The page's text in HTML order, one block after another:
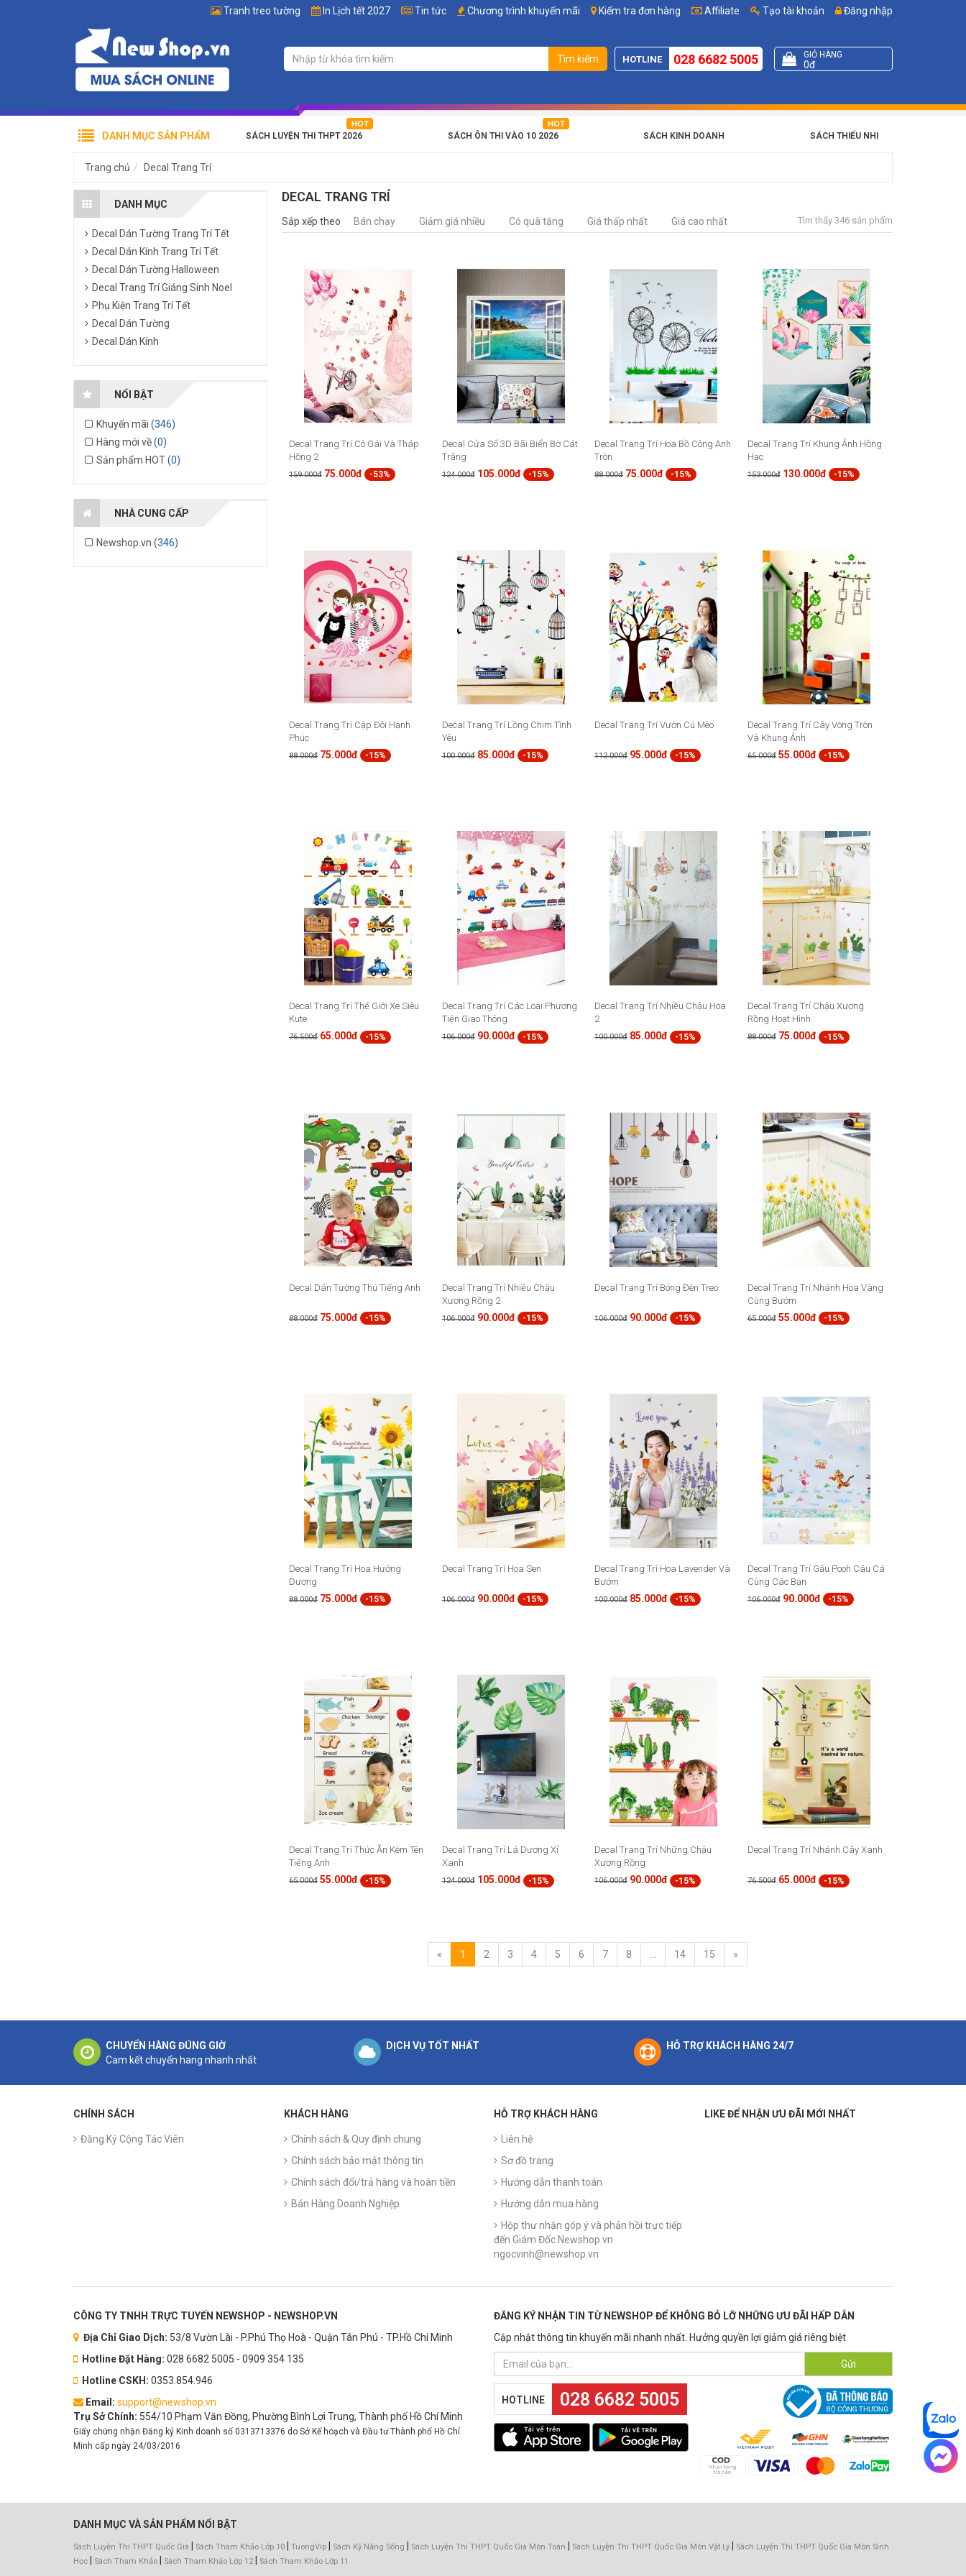
Affiliate Tạo tài khoản Đăng nhập
Tranh treo tường In Lịch tết 2027 Tin tức Chương trình khuyến mãi Kiểm tra đơn hàng
Tìm kiếm HOTLINE 028 6682 5005 GIỎ HÀNG
0đ
SÁCH LUYỆN THI THPT 2026 SÁCH ÔN THI VÀO 10 2026 SÁCH KINH DOANH SÁCH THIẾU NHI
DANH MỤC SẢN PHẨM
Trang chủ Decal Trang Trí
DANH MỤC
Decal Dán Tường Trang Trí Tết
Decal Dán Kính Trang Trí Tết
Decal Dán Tường Halloween
Decal Trang Trí Giáng Sinh Noel
Phụ Kiện Trang Trí Tết
Decal Dán Tường
Decal Dán Kính
NỔI BẬT
Khuyến mãi (346)
Hàng mới về(0)
Sản phẩm HOT(0)
NHÀ CUNG CẤP
Newshop.vn (346)
DECAL TRANG TRÍ
Sắp xếp theo Bán chạy Giảm giá nhiều Có quà tặng Giá thấp nhất Giá cao nhất Tìm thấy 346 sản phẩm
Decal Trang Trí Cô Gái Và Tháp
Hồng 2
159.000đ 75.000đ -53%
Decal Cửa Sổ 3D Bãi Biển Bờ Cát
Trắng
124.000đ 105.000đ -15%
Decal Trang Trí Hoa Bồ Công Anh
Tròn
88.000đ 75.000đ -15%
Decal Trang Trí Khung Ảnh Hồng
Hạc
153.000đ 130.000đ -15%
Decal Trang Trí Cặp Đôi Hạnh
Phúc
88.000đ 75.000đ -15%
Decal Trang Trí Lồng Chim Tình
Yêu
100.000đ 85.000đ -15%
Decal Trang Trí Vườn Cú Mèo
112.000đ 95.000đ -15%
Decal Trang Trí Cây Vòng Tròn
Và Khung Ảnh
65.000đ 55.000đ -15%
Decal Trang Trí Thế Giới Xe Siêu
Kute
76.500đ 65.000đ -15%
Decal Trang Trí Các Loại Phương
Tiện Giao Thông
106.000đ 90.000đ -15%
Decal Trang Trí Nhiều Chậu Hoa
2
100.000đ 85.000đ -15%
Decal Trang Trí Chậu Xương
Rồng Hoạt Hình
88.000đ 75.000đ -15%
Decal Dán Tường Thú Tiếng Anh
88.000đ 75.000đ -15%
Decal Trang Trí Nhiều Chậu
Xương Rồng 2
106.000đ 90.000đ -15%
Decal Trang Trí Bóng Đèn Treo
106.000đ 90.000đ -15%
Decal Trang Trí Nhánh Hoa Vàng
Cùng Bướm
65.000đ 55.000đ -15%
Decal Trang Trí Hoa Hướng
Dương
88.000đ 75.000đ -15%
Decal Trang Trí Hoa Sen
106.000đ 90.000đ -15%
Decal Trang Trí Hoa Lavender Và
Bướm
100.000đ 85.000đ -15%
Decal Trang Trí Gấu Pooh Câu Cá
Cùng Các Bạn
106.000đ 90.000đ -15%
Decal Trang Trí Thức Ăn Kèm Tên
Tiếng Anh
65.000đ 55.000đ -15%
Decal Trang Trí Lá Dương Xỉ
Xanh
124.000đ 105.000đ -15%
Decal Trang Trí Những Chậu
Xương Rồng
106.000đ 90.000đ -15%
Decal Trang Trí Nhánh Cây Xanh
76.500đ 65.000đ -15%
« 1 2 3 4 5 6 7 8 14 15 »
CHUYỂN HÀNG ĐÚNG GIỜ
Cam kết chuyển hang nhanh nhất
DỊCH VỤ TỐT NHẤT HỖ TRỢ KHÁCH HÀNG 24/7
CHÍNH SÁCH
Đăng Ký Cộng Tác Viên
KHÁCH HÀNG
Chính sách & Quy định chung
Chính sách bảo mật thông tin
Chính sách đổi/trả hàng và hoàn tiền
Bán Hàng Doanh Nghiệp
HỖ TRỢ KHÁCH HÀNG
Liên hệ
Sơ đồ trang
Hướng dẫn thanh toán
Hướng dẫn mua hàng
Hộp thư nhận góp ý và phản hồi trực tiếp
đến Giám Đốc Newshop.vn
ngocvinh@newshop.vn
LIKE ĐỂ NHẬN ƯU ĐÃI MỚI NHẤT
CÔNG TY TNHH TRỰC TUYẾN NEWSHOP - NEWSHOP.VN
Địa Chỉ Giao Dịch: 53/8 Vườn Lài - P.Phú Thọ Hoà - Quận Tân Phú - TP.Hồ Chí Minh
Hotline Đặt Hàng: 028 6682 5005 - 0909 354 135
Hotline CSKH: 0353.854.946
Email: support@newshop.vn
Trụ Sở Chính: 554/10 Phạm Văn Đồng, Phường Bình Lợi Trung, Thành phố Hồ Chí Minh
Giấy chứng nhận Đăng ký Kinh doanh số 0313713376 do Sở Kế hoạch và Đầu tư Thành phố Hồ Chí
Minh cấp ngày 24/03/2016
ĐĂNG KÝ NHẬN TIN TỪ NEWSHOP ĐỂ KHÔNG BỎ LỠ NHỮNG ƯU ĐÃI HẤP DẪN
Cập nhật thông tin khuyến mãi nhanh nhất. Hưởng quyền lợi giảm giá riêng biệt
Gửi
HOTLINE 028 6682 5005
DANH MỤC VÀ SẢN PHẨM NỔI BẬT
Sách Luyện Thi THPT Quốc Gia | Sách Tham Khảo Lớp 10 | TuongVip | Sách Kỹ Năng Sống | Sách Luyện Thi THPT Quốc Gia Môn Toán | Sách Luyện Thi THPT Quốc Gia Môn Vật Lý | Sách Luyện Thi THPT Quốc Gia Môn Sinh
Học | Sách Tham Khảo | Sách Tham Khảo Lớp 12 | Sách Tham Khảo Lớp 11